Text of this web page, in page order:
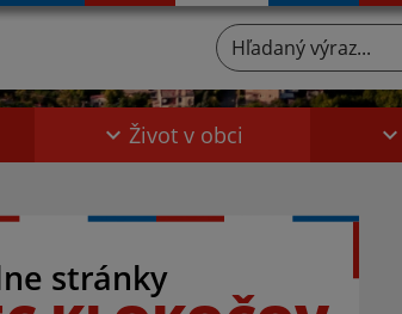
Hľadaný výraz...
Život v obci
stránky